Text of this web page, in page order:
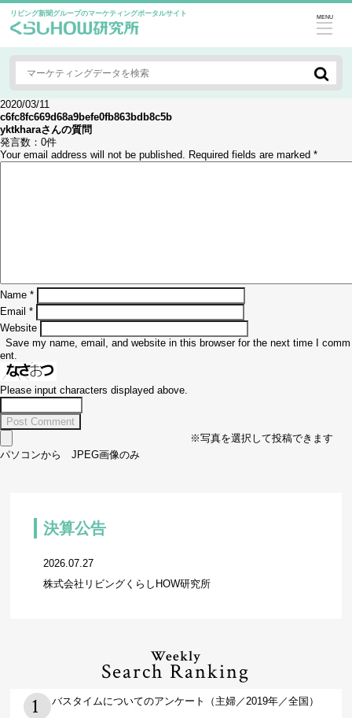
リビング新聞グループのマーケティングポータルサイト MENU
2020/03/11
c6fc8fc669d68a9befe0fb863bdb8c5b
yktkharaさんの質問
発言数： 0件
Your email address will not be published. Required fields are marked *
Name *
Email *
Website
Save my name, email, and website in this browser for the next time I comm
ent.
Please input characters displayed above.
※写真を選択して投稿できます
パソコンから JPEG画像のみ
決算公告
2026.07.27
株式会社リビングくらしHOW研究所
Weekly
Search Ranking
バスタイムについてのアンケート（主婦／2019年／全国）